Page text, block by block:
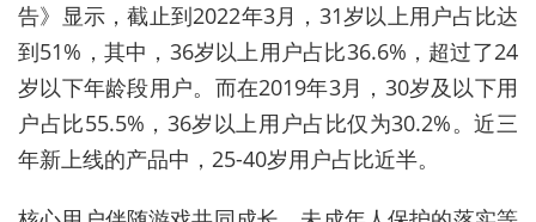
告》显示，截止到2022年3月，31岁以上用户占比达
到51%，其中，36岁以上用户占比36.6%，超过了24
岁以下年龄段用户。而在2019年3月，30岁及以下用
户占比55.5%，36岁以上用户占比仅为30.2%。近三
年新上线的产品中，25-40岁用户占比近半。